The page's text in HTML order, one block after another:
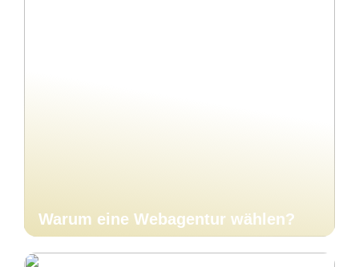
Warum eine Webagentur wählen?